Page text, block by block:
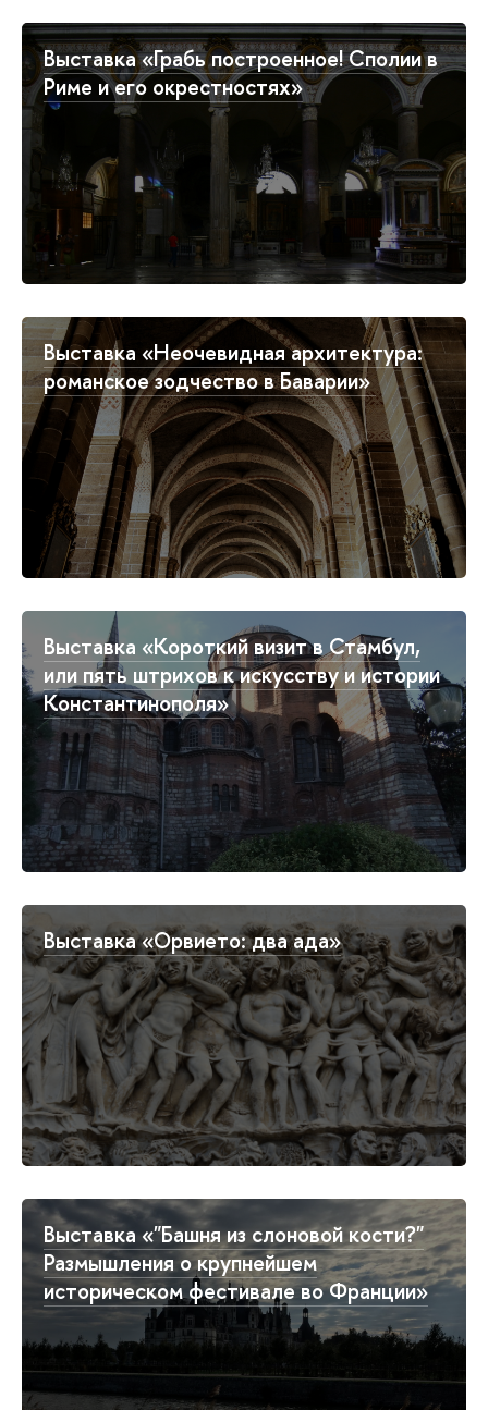
Выставка «Грабь построенное! Сполии в
Риме и его окрестностях»
Выставка «Неочевидная архитектура:
романское зодчество в Баварии»
Выставка «Короткий визит в Стамбул,
или пять штрихов к искусству и истории
Константинополя»
Выставка «Орвието: два ада»
Выставка «"Башня из слоновой кости?"
Размышления о крупнейшем
историческом фестивале во Франции»